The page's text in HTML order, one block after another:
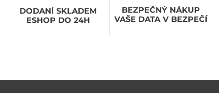
DODANÍ SKLADEM
ESHOP DO 24H
BEZPEČNÝ NÁKUP
VAŠE DATA V BEZPEČÍ